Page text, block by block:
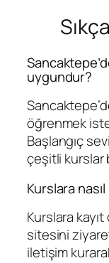
uygundur?
öğrenmek
Başlangıç
çeşitli kurslar
Kurslara
Kurslara
sitesini
iletişim